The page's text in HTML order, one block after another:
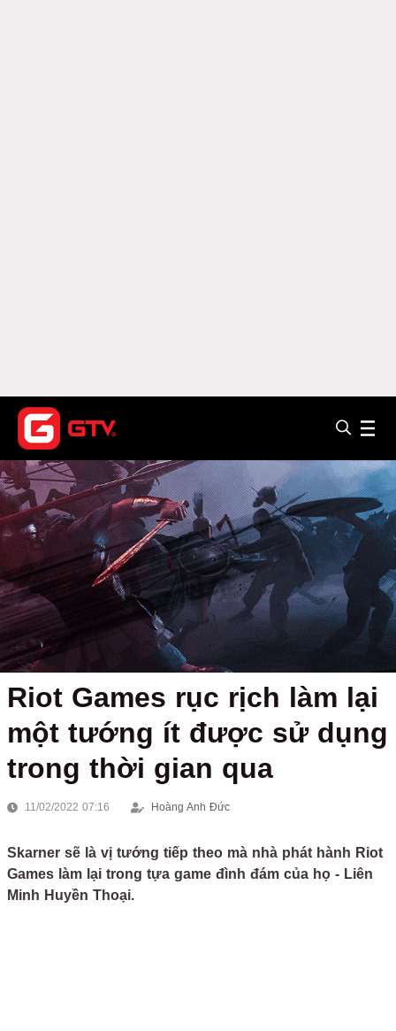
Riot Games rục rịch làm lại
một tướng ít được sử dụng
trong thời gian qua
11/02/2022 07:16 Hoàng Anh Đức
Skarner sẽ là vị tướng tiếp theo mà nhà phát hành Riot
Games làm lại trong tựa game đình đám của họ - Liên
Minh Huyền Thoại.